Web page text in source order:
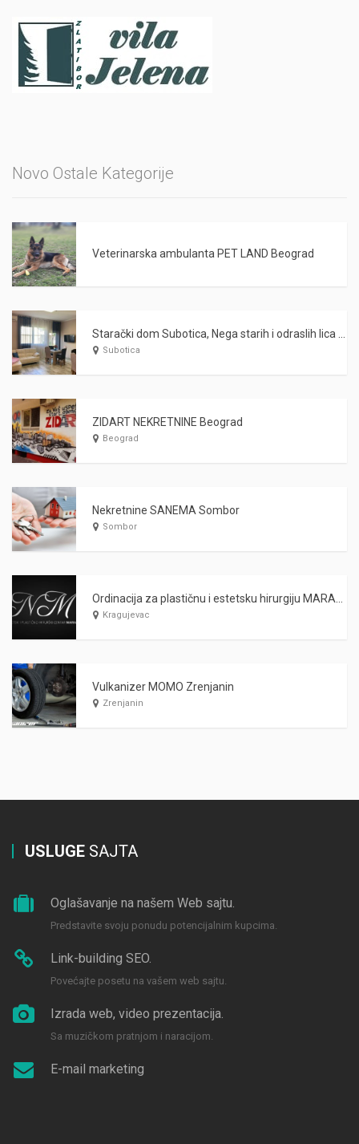
Novo Ostale Kategorije
Veterinarska ambulanta PET LAND Beograd
Starački dom Subotica, Nega starih i odraslih lica WARDA 2021
Subotica
ZIDART NEKRETNINE Beograd
Beograd
Nekretnine SANEMA Sombor
Sombor
Ordinacija za plastičnu i estetsku hirurgiju MARAŠ Kragujevac
Kragujevac
Vulkanizer MOMO Zrenjanin
Zrenjanin
USLUGE SAJTA
Oglašavanje na našem Web sajtu.
Predstavite svoju ponudu potencijalnim kupcima.
Link-building SEO.
Povećajte posetu na vašem web sajtu.
Izrada web, video prezentacija.
Sa muzičkom pratnjom i naracijom.
E-mail marketing